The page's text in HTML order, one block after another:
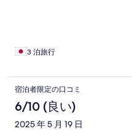
3 泊旅行
宿泊者限定の口コミ
6/10 (良い)
2025 年 5 月 19 日